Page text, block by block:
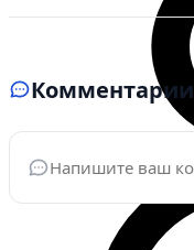
Комментарии
Ваше имя*